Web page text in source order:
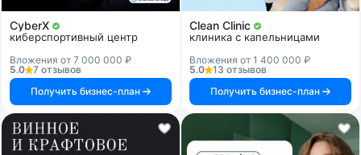
CyberX
киберспортивный центр
Вложения от 7 000 000 ₽
5.0
7 отзывов
Получить бизнес-план
Clean Clinic
клиника с капельницами
Вложения от 1 400 000 ₽
5.0
13 отзывов
Получить бизнес-план